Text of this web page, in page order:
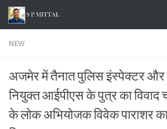
Skip to content
NEW
अजमेर में तैनात पुलिस इंस्पेक्टर और
नियुक्त आईपीएस के पुत्र का
के लोक अभियोजक विवेक पाराशर का